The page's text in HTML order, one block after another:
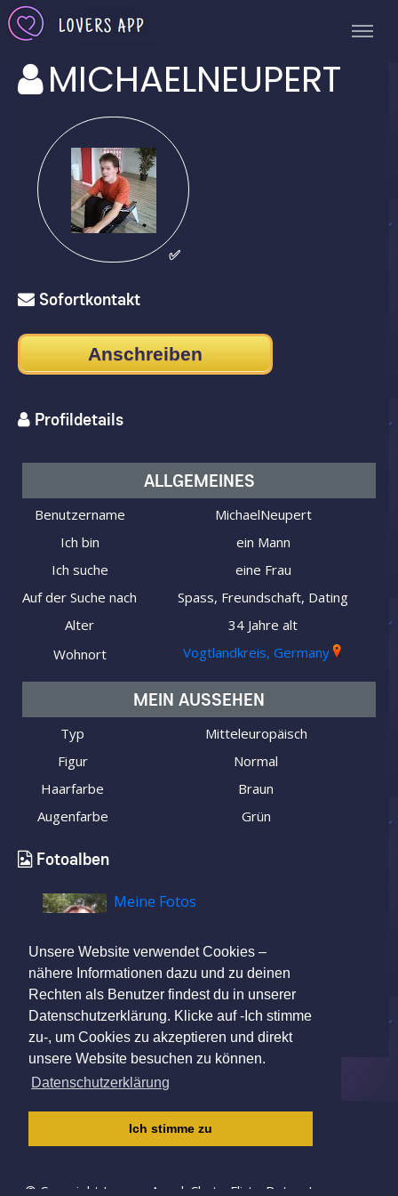
Unsere Website verwendet Cookies –
nähere Informationen dazu und zu deinen
Rechten als Benutzer findest du in unserer
Datenschutzerklärung. Klicke auf -Ich stimme
zu-, um Cookies zu akzeptieren und direkt
unsere Website besuchen zu können.
Datenschutzerklärung
Ich stimme zu
MICHAELNEUPERT
✅
Sofortkontakt
Anschreiben
Profildetails
ALLGEMEINES
Benutzername
MichaelNeupert
Ich bin
ein Mann
Ich suche
eine Frau
Auf der Suche nach
Spass, Freundschaft, Dating
Alter
34 Jahre alt
Wohnort
Vogtlandkreis, Germany
MEIN AUSSEHEN
Typ
Mitteleuropäisch
Figur
Normal
Haarfarbe
Braun
Augenfarbe
Grün
Fotoalben
Meine Fotos
|AGB|DATENSCHUTZ
KINDERSCHUTZRICHTLINIE
© Copyright Lovers-App | Chat - Flirt - Date - Love